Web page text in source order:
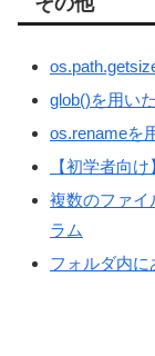
glob()を用い
os.renameを
【初学者向
複数のファイ
ラム
フォルダ内